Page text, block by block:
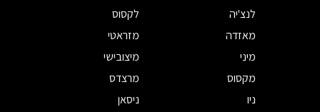
לנצ'יה
לקסוס
מאזדה
מזראטי
מיני
מיצובישי
מקסוס
מרצדס
ניו
ניסאן